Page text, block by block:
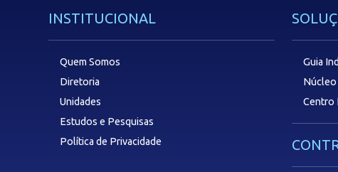
INSTITUCIONAL
Quem Somos
Diretoria
Unidades
Estudos e Pesquisas
Política de Privacidade
Guia
Núcleo
Centro